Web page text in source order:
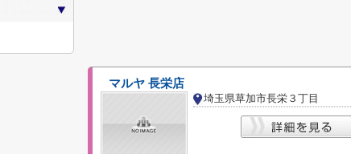
マルヤ 長栄店
埼玉県草加市長栄３丁目